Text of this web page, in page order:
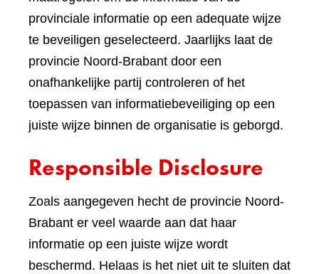
provinciale informatie op een adequate wijze
te beveiligen geselecteerd. Jaarlijks laat de
provincie Noord-Brabant door een
onafhankelijke partij controleren of het
toepassen van informatiebeveiliging op een
juiste wijze binnen de organisatie is geborgd.
Responsible Disclosure
Zoals aangegeven hecht de provincie Noord-
Brabant er veel waarde aan dat haar
informatie op een juiste wijze wordt
beschermd. Helaas is het niet uit te sluiten dat